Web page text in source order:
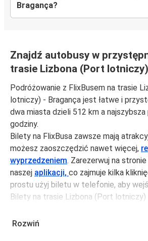
Bragança?
Znajdź autobusy w
trasie Lizbona (Port
Podróżowanie z FlixBusem na trasie
lotniczy) - Bragança jest łatwe i
dwa miasta dzieli 512 km a najszybsza
godziny.
Bilety na FlixBusa zawsze mają
możesz zaoszczędzić nawet więcej,
wyprzedzeniem. Zarezerwuj na
naszej aplikacji, co zajmuje kilka
prostu użyj biletu w telefonie, aby
Bilety na trasie Lizbona (Port lotniczy)
jedynie 48,99 zł, jeśli zarezerwujesz z
Rozwiń